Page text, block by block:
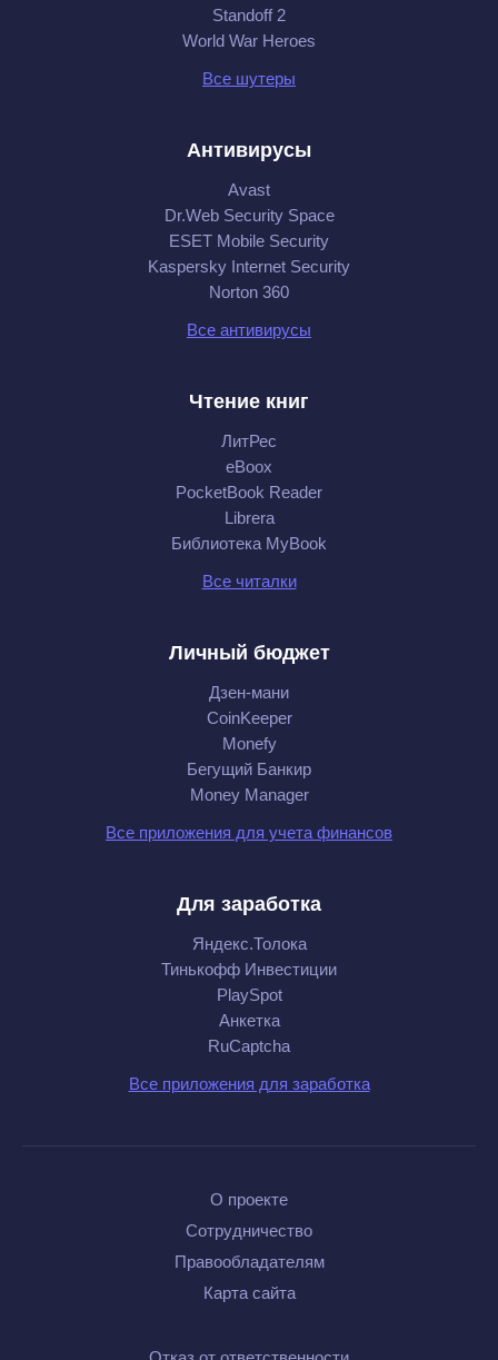
Standoff 2
World War Heroes
Все шутеры
Антивирусы
Avast
Dr.Web Security Space
ESET Mobile Security
Kaspersky Internet Security
Norton 360
Все антивирусы
Чтение книг
ЛитРес
eBoox
PocketBook Reader
Librera
Библиотека MyBook
Все читалки
Личный бюджет
Дзен-мани
CoinKeeper
Monefy
Бегущий Банкир
Money Manager
Все приложения для учета финансов
Для заработка
Яндекс.Толока
Тинькофф Инвестиции
PlaySpot
Анкетка
RuCaptcha
Все приложения для заработка
О проекте
Сотрудничество
Правообладателям
Карта сайта